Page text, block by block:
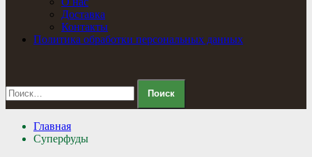
Доставка
Контакты
Политика обработки персональных данных
Найти:
Главная
Суперфуды